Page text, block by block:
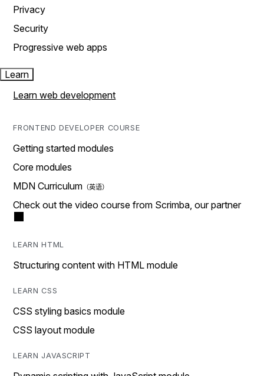
Privacy
Security
Progressive web apps
Learn
Learn web development
FRONTEND DEVELOPER COURSE
Getting started modules
Core modules
MDN Curriculum
Check out the video course from Scrimba, our partner
LEARN HTML
Structuring content with HTML module
LEARN CSS
CSS styling basics module
CSS layout module
LEARN JAVASCRIPT